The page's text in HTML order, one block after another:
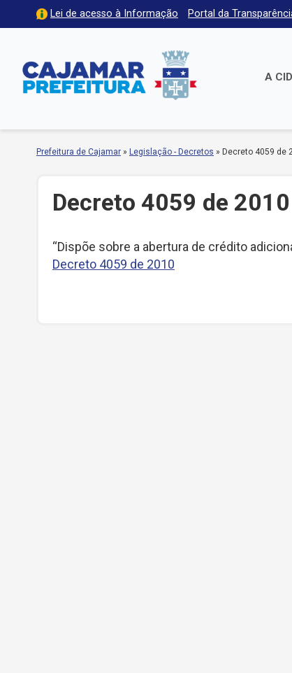
Lei de acesso à Informação Portal da
A
Prefeitura de Cajamar » Legislação - Decretos » Decreto 4059 de
Decreto 4059 de 2010
“Dispõe sobre a abertura de crédito
Decreto 4059 de 2010